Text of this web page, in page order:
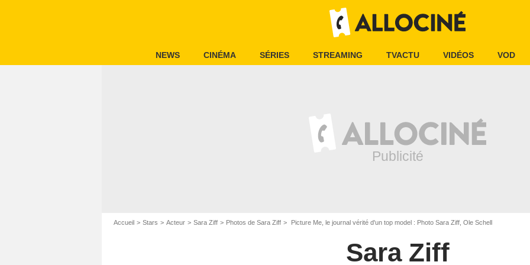
NEWS CINÉMA SÉRIES STREAMING TVACTU VIDÉOS VOD
Accueil Stars Acteur Sara Ziff Photos de Sara Ziff Picture Me, le journal vérité d'un top model : Photo Sara Ziff, Ole Schell
Sara Ziff